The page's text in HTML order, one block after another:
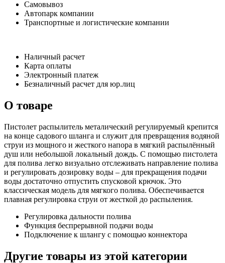
Самовывоз
Автопарк компании
Транспортные и логистические компании
Наличный расчет
Карта оплаты
Электронный платеж
Безналичный расчет для юр.лиц
О товаре
Пистолет распылитель металический регулируемый крепится
на конце садового шланга и служит для превращения водяной
струи из мощного и жесткого напора в мягкий распылённый
душ или небольшой локальный дождь. С помощью пистолета
для полива легко визуально отслеживать направление полива
и регулировать дозировку воды – для прекращения подачи
воды достаточно отпустить спусковой крючок. Это
классическая модель для мягкого полива. Обеспечивается
плавная регулировка струи от жесткой до распыления.
Регулировка дальности полива
Функция беспрерывной подачи воды
Подключение к шлангу с помощью коннектора
Другие товары из этой категории